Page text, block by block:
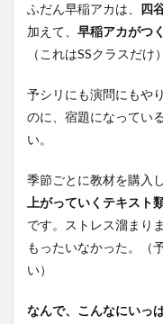
ふだん早稲アカは、 四
加えて、 早稲アカがつ
（これはSSクラスだけ
予シリにも演問にもや
のに、宿題になってい
い。
季節ごとに教材を購入
上がっていくテキスト
です。ストレス溜まり
もったいなかった。（
い）
なんで、こんなにいっ